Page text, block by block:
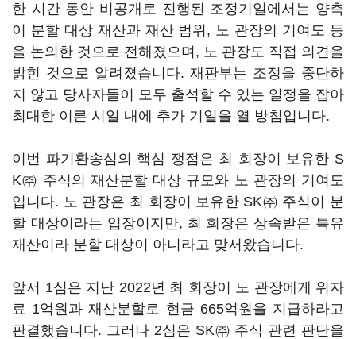
한 시간 동안 비공개로 진행된 조정기일에서는 양측
이 분할 대상 재산과 재산 범위, 노 관장의 기여도 등
을 논의한 것으로 전해졌으며, 노 관장도 직접 의견을
밝힌 것으로 알려졌습니다. 재판부는 조정을 중단하
지 않고 당사자들이 모두 출석할 수 있는 일정을 잡아
최대한 이른 시일 내에 추가 기일을 열 방침입니다.
이번 파기환송심의 핵심 쟁점은 최 회장이 보유한 S
K㈜ 주식의 재산분할 대상 규모와 노 관장의 기여도
입니다. 노 관장은 최 회장이 보유한 SK㈜ 주식이 분
할 대상이라는 입장이지만, 최 회장은 상속받은 특유
재산이라 분할 대상이 아니라고 맞서왔습니다.
앞서 1심은 지난 2022년 최 회장이 노 관장에게 위자
료 1억원과 재산분할로 현금 665억원을 지급하라고
판결했습니다. 그러나 2심은 SK㈜ 주식 관련 판단을